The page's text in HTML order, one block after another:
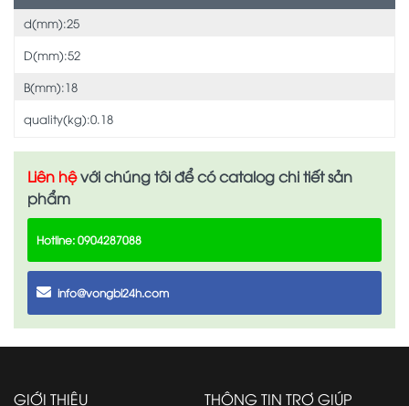
d(mm):25
D(mm):52
B(mm):18
quality(kg):0.18
Liên hệvới chúng tôi để có catalog chi tiết sản
phẩm
Hotline: 0904287088
info@vongbi24h.com
GIỚI THIỆU THÔNG TIN TRỢ GIÚP